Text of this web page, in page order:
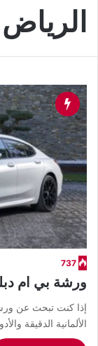
الرياض
737
ورشة بي ام
إذا كنت تبحث عن
الألمانية الدقيقة